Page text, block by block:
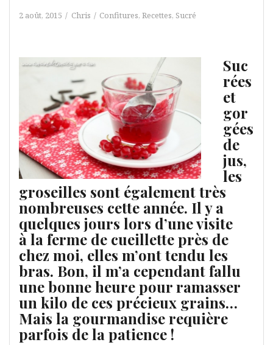
2 août, 2015 Chris Confitures, Recettes, Sucré
Suc
rées
et
gor
gées
de
jus,
les
groseilles sont également très
nombreuses cette année. Il y a
quelques jours lors d’une visite
à la ferme de cueillette près de
chez moi, elles m’ont tendu les
bras. Bon, il m’a cependant fallu
une bonne heure pour ramasser
un kilo de ces précieux grains…
Mais la gourmandise requière
parfois de la patience !